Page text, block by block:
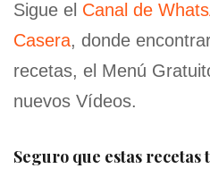
Sigue el Canal de
Casera, donde
recetas, el Menú
nuevos Vídeos.
Seguro que estas recetas